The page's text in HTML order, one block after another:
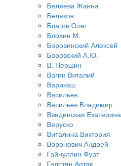
Беляева Жанна
Беляков
Благов Олег
Блохин М.
Боровинский Алексей
Боровский А.Ю.
В. Першин
Вагин Виталий
Варикаш
Васильев
Васильев Владимир
Введенская Екатерина
Веруско
Виталина Виктория
Воронович Андрей
Гайнуллин Фуат
Галстян Артак